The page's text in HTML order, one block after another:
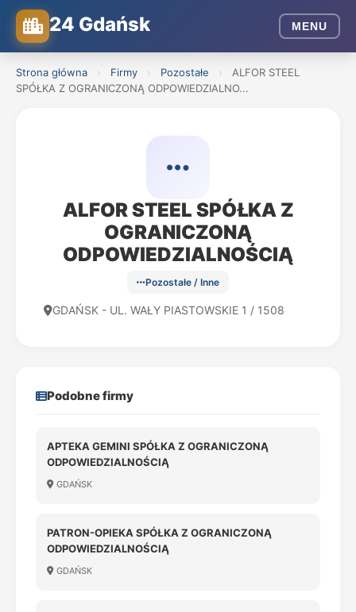
24 Gdańsk MENU
Strona główna › Firmy › Pozostałe ›
ALFOR STEEL
SPÓŁKA Z OGRANICZONĄ ODPOWIEDZIALNO...
ALFOR STEEL SPÓŁKA Z
OGRANICZONĄ
ODPOWIEDZIALNOŚCIĄ
Pozostałe / Inne
GDAŃSK - UL. WAŁY PIASTOWSKIE 1 / 1508
Podobne firmy
APTEKA GEMINI SPÓŁKA Z OGRANICZONĄ
ODPOWIEDZIALNOŚCIĄ
GDAŃSK
PATRON-OPIEKA SPÓŁKA Z OGRANICZONĄ
ODPOWIEDZIALNOŚCIĄ
GDAŃSK